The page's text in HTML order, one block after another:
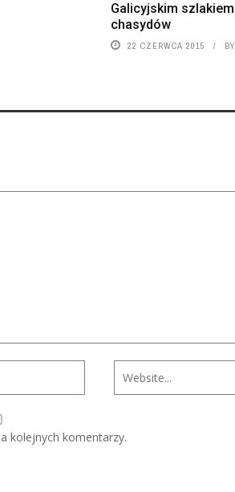
Galicyjskim szlakiem
chasydów
22 CZERWCA 2015 BY
kolejnych komentarzy.